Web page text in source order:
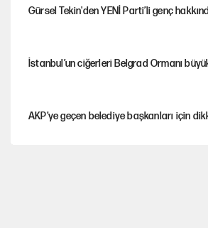
Gürsel Tekin'den YENİ Parti’li genç
İstanbul’un ciğerleri Belgrad Ormanı
AKP’ye geçen belediye başkanları için